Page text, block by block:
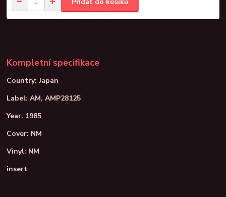
Kompletní specifikace
Country: Japan
Label: AM, AMP28125
Year: 1985
Cover: NM
Vinyl: NM
insert